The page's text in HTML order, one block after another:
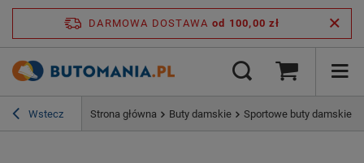
DARMOWA DOSTAWA od 100,00 zł
Wstecz Strona główna Buty damskie Sportowe buty damskie